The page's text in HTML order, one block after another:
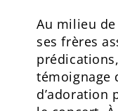
Au milieu
ses frères
témoignage
d’adoration